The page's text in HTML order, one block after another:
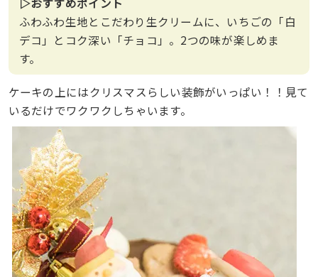
▷おすすめポイント
ふわふわ生地とこだわり生クリームに、いちごの「白
デコ」とコク深い「チョコ」。2つの味が楽しめま
す。
ケーキの上にはクリスマスらしい装飾がいっぱい！！見て
いるだけでワクワクしちゃいます。